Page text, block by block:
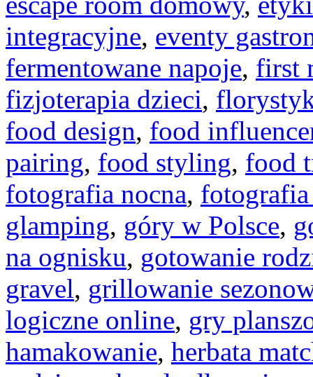
integracyjne, eventy
fermentowane napoje, first
fizjoterapia dzieci,
food design, food
pairing, food styling, food
fotografia nocna,
glamping, góry w Polsce,
na ognisku, gotowanie
gravel, grillowanie
logiczne online, gry
hamakowanie, herbata